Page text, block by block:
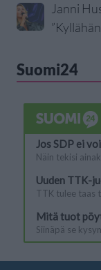
Janni
Suomi24